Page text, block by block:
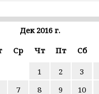
почему не стоит
районе обучают
Дек 2016 г.
Ср Чт Пт Сб
1 2 3
7 8 9 10